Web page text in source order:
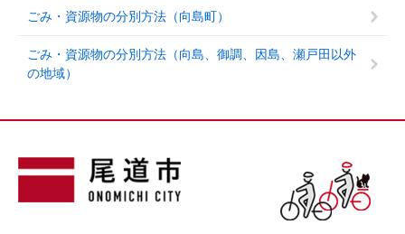
ごみ・資源物の分別方法（向島町）
ごみ・資源物の分別方法（向島、御調、因島、瀬戸田以外
の地域）